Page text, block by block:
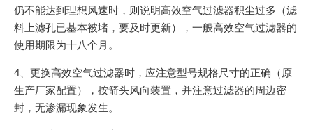
仍不能达到理想风速时，则说明高效空气过滤器积尘过多（滤
料上滤孔已基本被堵，要及时更新），一般高效空气过滤器的
使用期限为十八个月。
4、更换高效空气过滤器时，应注意型号规格尺寸的正确（原
生产厂家配置），按箭头风向装置，并注意过滤器的周边密
封，无渗漏现象发生。